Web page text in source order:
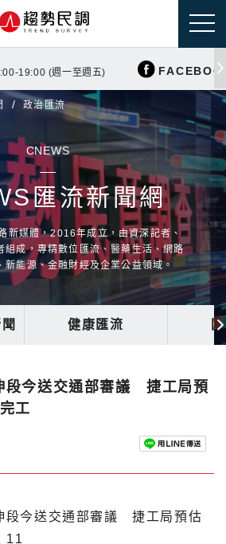
19:00 (週一至週五)
政治匯流
CNEWS
匯流新聞網
新媒體，2016年成立，由資深記者、
組成，專精數位匯流、醫藥生活、網路
新能源、金融財經及企業公益領域。
健康匯流
段今送交通部審議 捷工局預
工